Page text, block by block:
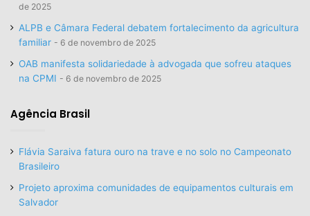
de 2025
ALPB e Câmara Federal debatem fortalecimento da agricultura
familiar
6 de novembro de 2025
OAB manifesta solidariedade à advogada que sofreu ataques
na CPMI
6 de novembro de 2025
Agência Brasil
Flávia Saraiva fatura ouro na trave e no solo no Campeonato
Brasileiro
Projeto aproxima comunidades de equipamentos culturais em
Salvador